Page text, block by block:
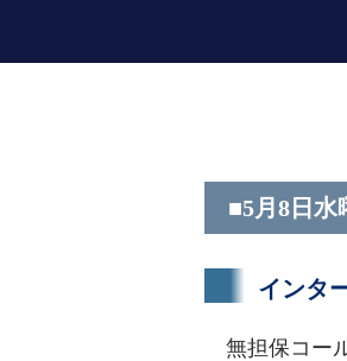
■5月8日
インタ
無担保コー